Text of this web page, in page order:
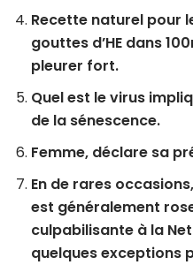
Recette naturel pour
gouttes d’HE dans
pleurer fort.
Quel est le virus
de la sénescence.
Femme, déclare sa
En de rares
est généralement
culpabilisante à la
quelques exceptions